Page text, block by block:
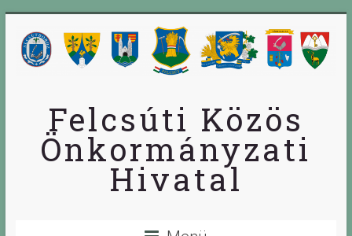
Felcsúti Közös
Önkormányzati
Hivatal